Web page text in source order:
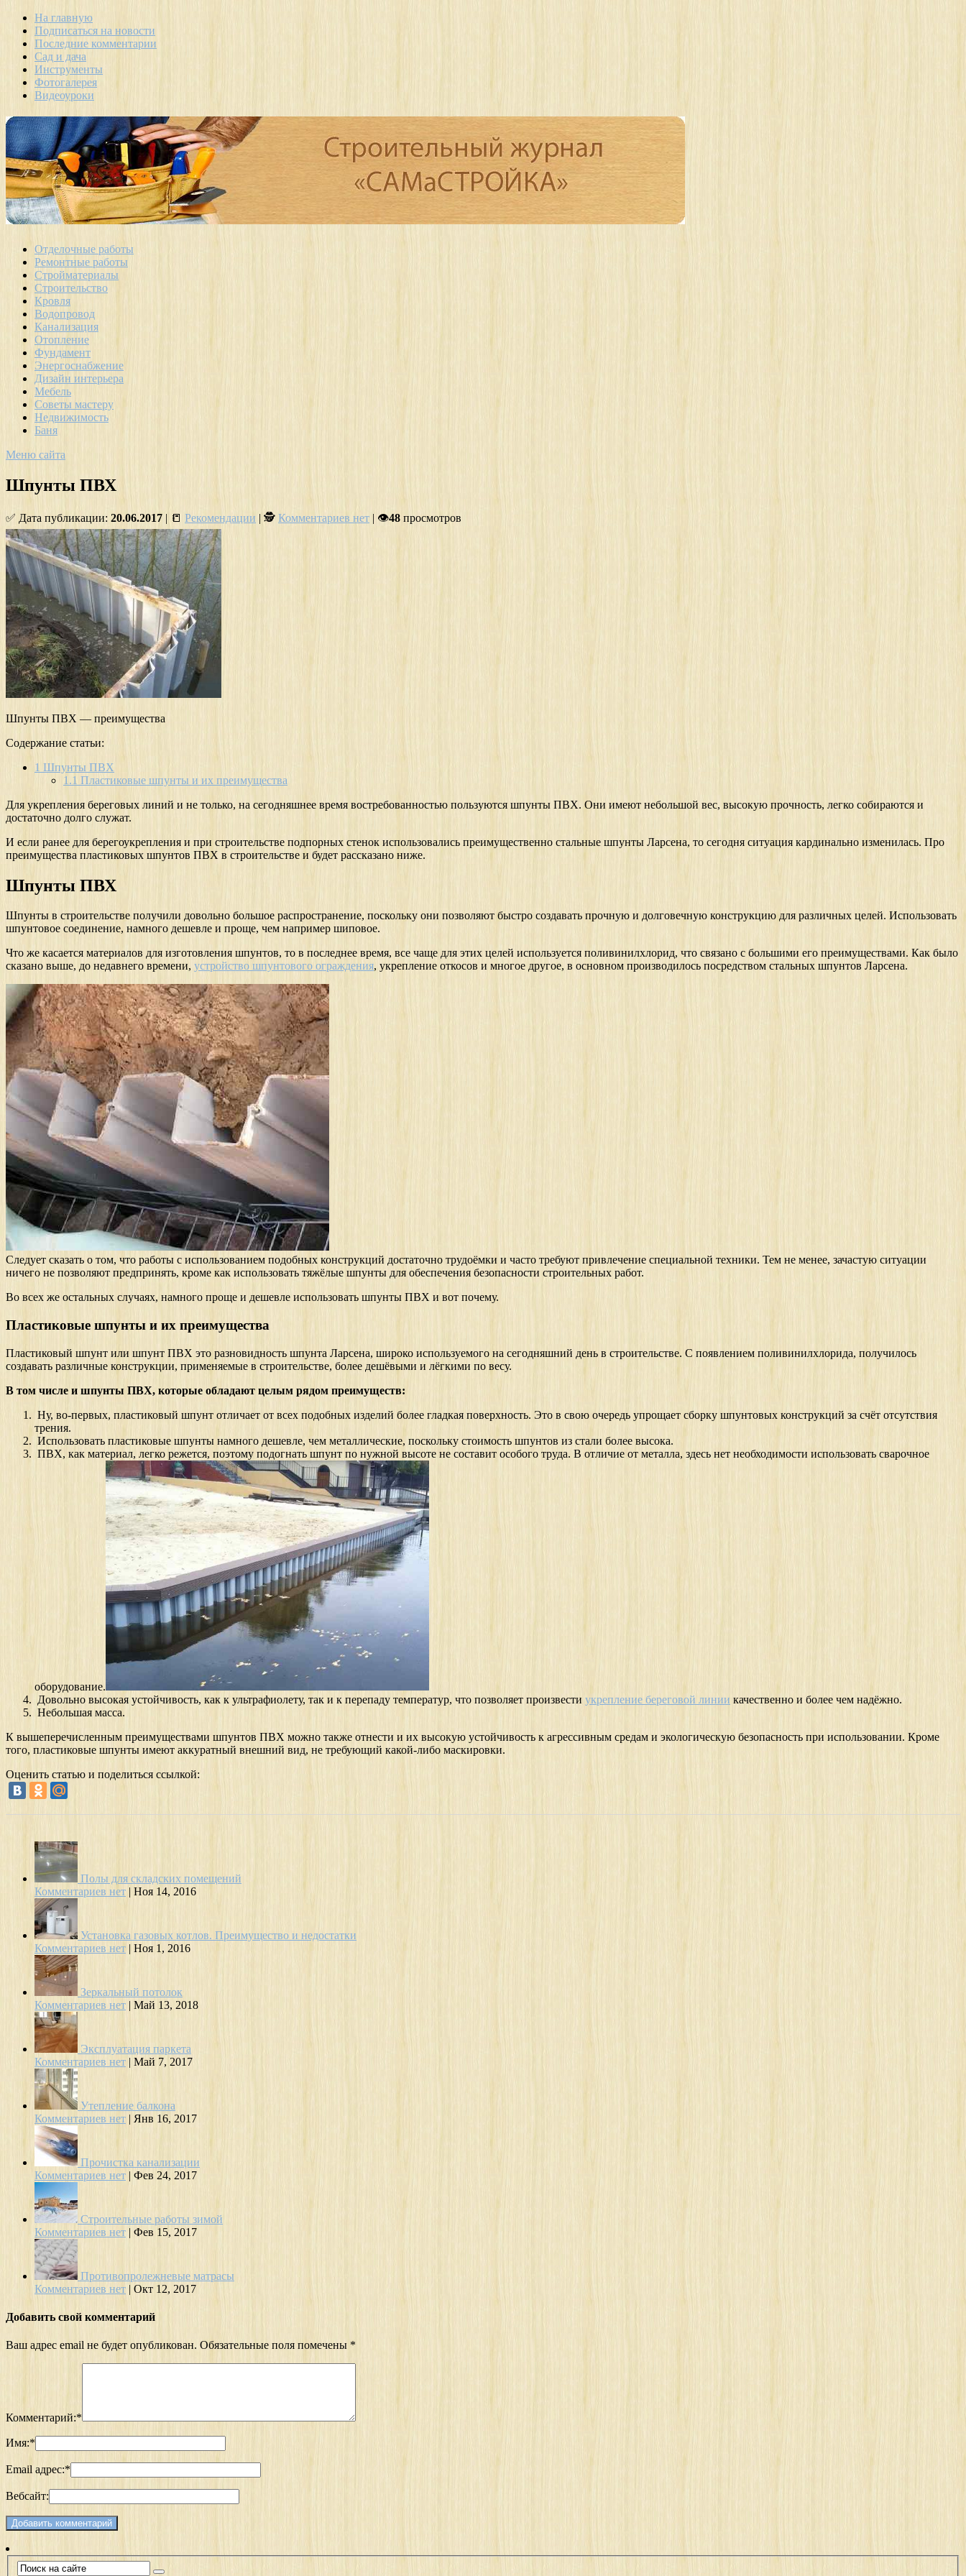
На главную
Подписаться на новости
Последние комментарии
Сад и дача
Инструменты
Фотогалерея
Видеоуроки
Отделочные работы
Ремонтные работы
Стройматериалы
Строительство
Кровля
Водопровод
Канализация
Отопление
Фундамент
Энергоснабжение
Дизайн интерьера
Мебель
Советы мастеру
Недвижимость
Баня
Меню сайта
Шпунты ПВХ
✅ Дата публикации: 20.06.2017 | 📒 Рекомендации | 🕵 Комментариев нет | 👁48 просмотров
Шпунты ПВХ — преимущества
Содержание статьи:
1 Шпунты ПВХ
1.1 Пластиковые шпунты и их преимущества
Для укрепления береговых линий и не только, на сегодняшнее время востребованностью пользуются шпунты ПВХ. Они имеют небольшой вес, высокую прочность, легко собираются и
достаточно долго служат.
И если ранее для берегоукрепления и при строительстве подпорных стенок использовались преимущественно стальные шпунты Ларсена, то сегодня ситуация кардинально изменилась. Про
преимущества пластиковых шпунтов ПВХ в строительстве и будет рассказано ниже.
Шпунты ПВХ
Шпунты в строительстве получили довольно большое распространение, поскольку они позволяют быстро создавать прочную и долговечную конструкцию для различных целей. Использовать
шпунтовое соединение, намного дешевле и проще, чем например шиповое.
Что же касается материалов для изготовления шпунтов, то в последнее время, все чаще для этих целей используется поливинилхлорид, что связано с большими его преимуществами. Как было
сказано выше, до недавнего времени, устройство шпунтового ограждения, укрепление откосов и многое другое, в основном производилось посредством стальных шпунтов Ларсена.
Следует сказать о том, что работы с использованием подобных конструкций достаточно трудоёмки и часто требуют привлечение специальной техники. Тем не менее, зачастую ситуации
ничего не позволяют предпринять, кроме как использовать тяжёлые шпунты для обеспечения безопасности строительных работ.
Во всех же остальных случаях, намного проще и дешевле использовать шпунты ПВХ и вот почему.
Пластиковые шпунты и их преимущества
Пластиковый шпунт или шпунт ПВХ это разновидность шпунта Ларсена, широко используемого на сегодняшний день в строительстве. С появлением поливинилхлорида, получилось
создавать различные конструкции, применяемые в строительстве, более дешёвыми и лёгкими по весу.
В том числе и шпунты ПВХ, которые обладают целым рядом преимуществ:
Ну, во-первых, пластиковый шпунт отличает от всех подобных изделий более гладкая поверхность. Это в свою очередь упрощает сборку шпунтовых конструкций за счёт отсутствия
трения.
Использовать пластиковые шпунты намного дешевле, чем металлические, поскольку стоимость шпунтов из стали более высока.
ПВХ, как материал, легко режется, поэтому подогнать шпунт по нужной высоте не составит особого труда. В отличие от металла, здесь нет необходимости использовать сварочное
оборудование.
Довольно высокая устойчивость, как к ультрафиолету, так и к перепаду температур, что позволяет произвести укрепление береговой линии качественно и более чем надёжно.
Небольшая масса.
К вышеперечисленным преимуществами шпунтов ПВХ можно также отнести и их высокую устойчивость к агрессивным средам и экологическую безопасность при использовании. Кроме
того, пластиковые шпунты имеют аккуратный внешний вид, не требующий какой-либо маскировки.
Оценить статью и поделиться ссылкой:
Полы для складских помещений
Комментариев нет | Ноя 14, 2016
Установка газовых котлов. Преимущество и недостатки
Комментариев нет | Ноя 1, 2016
Зеркальный потолок
Комментариев нет | Май 13, 2018
Эксплуатация паркета
Комментариев нет | Май 7, 2017
Утепление балкона
Комментариев нет | Янв 16, 2017
Прочистка канализации
Комментариев нет | Фев 24, 2017
Строительные работы зимой
Комментариев нет | Фев 15, 2017
Противопролежневые матрасы
Комментариев нет | Окт 12, 2017
Добавить свой комментарий
Ваш адрес email не будет опубликован. Обязательные поля помечены *
Комментарий:*
Имя:*
Email адрес:*
Вебсайт: